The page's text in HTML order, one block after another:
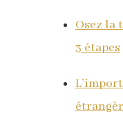
Osez la
3 étapes